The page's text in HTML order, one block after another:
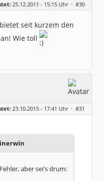
25.12.2011 - 15:15 Uhr · #30
seit kurzem den
Wie toll
23.10.2015 - 17:41 Uhr · #31
aber sei's drum: